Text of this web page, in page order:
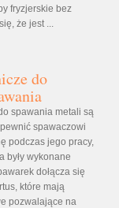
fryzjerskie bez
że jest ...
do
spawania metali są
spawaczowi
podczas jego pracy,
były wykonane
dołącza się
które mają
pozwalające na